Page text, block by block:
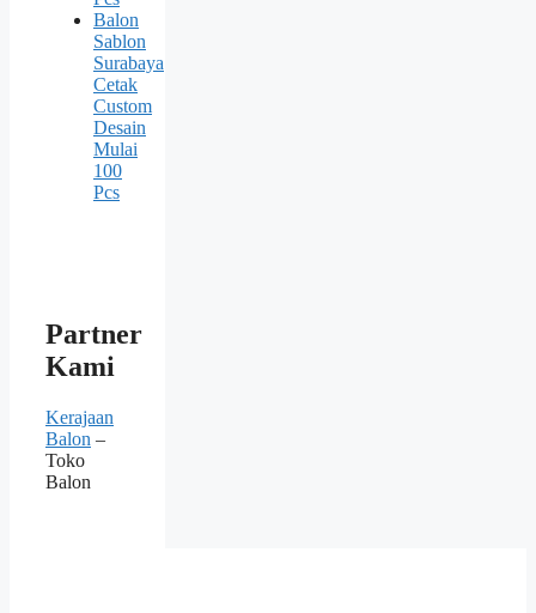
Balon
Sablon
Surabaya
Cetak
Custom
Desain
Mulai
100
Pcs
Partner
Kami
Kerajaan
Balon –
Toko
Balon